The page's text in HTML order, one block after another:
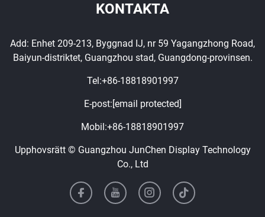
KONTAKTA
Add: Enhet 209-213, Byggnad IJ, nr 59 Yagangzhong Road,
Baiyun-distriktet, Guangzhou stad, Guangdong-provinsen.
Tel:+86-18818901997
E-post: [email protected]
Mobil:+86-18818901997
Upphovsrätt © Guangzhou JunChen Display Technology
Co., Ltd